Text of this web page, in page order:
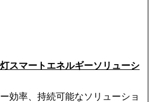
スマートエネルギーソリューシ
効率、持続可能なソリューショ